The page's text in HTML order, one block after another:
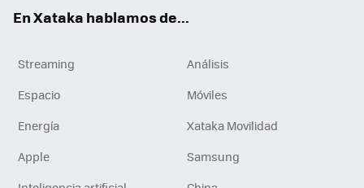
En Xataka hablamos de...
Streaming
Análisis
Espacio
Móviles
Energía
Xataka Movilidad
Apple
Samsung